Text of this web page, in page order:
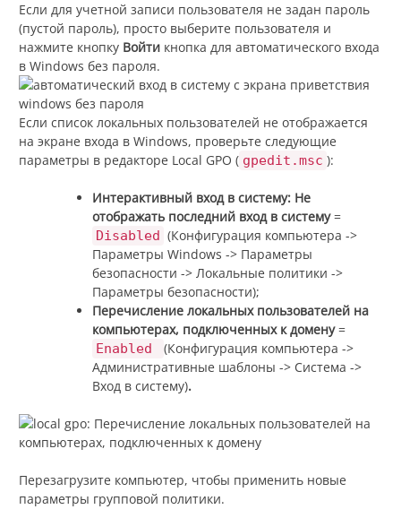
Если для учетной записи пользователя не задан пароль
(пустой пароль), просто выберите пользователя и
нажмите кнопку Войти кнопка для автоматического входа
в Windows без пароля.
Если список локальных пользователей не отображается
на экране входа в Windows, проверьте следующие
параметры в редакторе Local GPO ( gpedit.msc ):
Интерактивный вход в систему: Не
отображать последний вход в систему=
Disabled (Конфигурация компьютера ->
Параметры Windows -> Параметры
безопасности -> Локальные политики ->
Параметры безопасности);
Перечисление локальных пользователей на
компьютерах, подключенных к домену=
Enabled
(Конфигурация компьютера ->
Административные шаблоны -> Система ->
Вход в систему).
Перезагрузите компьютер, чтобы применить новые
параметры групповой политики.